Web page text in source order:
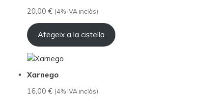
20,00 € (4% IVA inclòs)
Afegeix a la cistella
Xarnego
16,00 € (4% IVA inclòs)